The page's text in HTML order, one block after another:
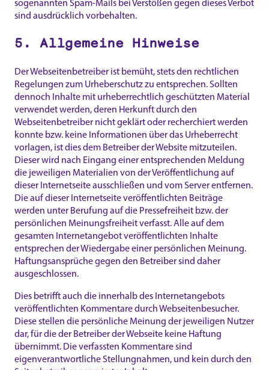
sogenannten Spam-Mails bei Verstößen gegen dieses Verbot
sind ausdrücklich vorbehalten.
5. Allgemeine Hinweise
Der Webseitenbetreiber ist bemüht, stets den rechtlichen
Regelungen zum Urheberschutz zu entsprechen. Sollten
dennoch Inhalte mit urheberrechtlich geschützten Material
verwendet werden, deren Herkunft durch den
Webseitenbetreiber nicht geklärt oder recherchiert werden
konnte bzw. keine Informationen über das Urheberrecht
vorlagen, ist dies dem Betreiber der Website mitzuteilen.
Dieser wird nach Eingang einer entsprechenden Meldung
die jeweiligen Materialien von der Veröffentlichung auf
dieser Internetseite ausschließen und vom Server entfernen.
Die auf dieser Internetseite veröffentlichten Beiträge
werden unter Berufung auf die Pressefreiheit bzw. der
persönlichen Meinungsfreiheit verfasst. Alle auf dem
gesamten Internetangebot veröffentlichten Inhalte
entsprechen der Wiedergabe einer persönlichen Meinung.
Haftungsansprüche gegen den Betreiber sind daher
ausgeschlossen.
Dies betrifft auch die innerhalb des Internetangebots
veröffentlichten Kommentare durch Webseitenbesucher.
Diese stellen die persönliche Meinung der jeweiligen Nutzer
dar, für die der Betreiber der Webseite keine Haftung
übernimmt. Die verfassten Kommentare sind
eigenverantwortliche Stellungnahmen, und kein durch den